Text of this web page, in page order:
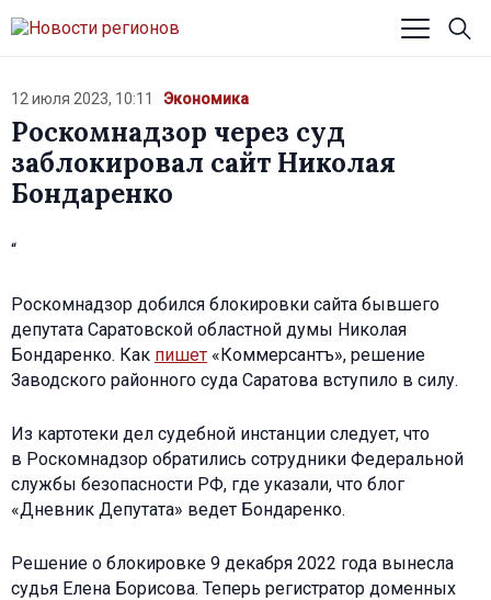
12 июля 2023, 10:11 Экономика
Роскомнадзор через суд
заблокировал сайт Николая
Бондаренко
“
Роскомнадзор добился блокировки сайта бывшего
депутата Саратовской областной думы Николая
Бондаренко. Как пишет «Коммерсантъ», решение
Заводского районного суда Саратова вступило в силу.
Из картотеки дел судебной инстанции следует, что
в Роскомнадзор обратились сотрудники Федеральной
службы безопасности РФ, где указали, что блог
«Дневник Депутата» ведет Бондаренко.
Решение о блокировке 9 декабря 2022 года вынесла
судья Елена Борисова. Теперь регистратор доменных